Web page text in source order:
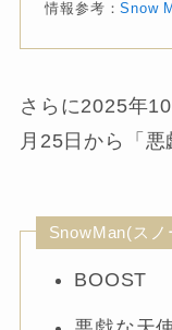
情報参考：Snow
さらに2025年
月25日から「悪
SnowMan(スノ
BOOST